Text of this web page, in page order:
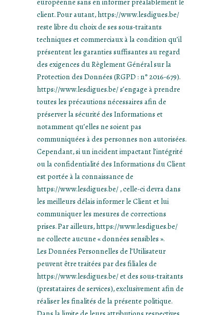
client. Pour autant, https://www.lesdigues.be/
reste libre du choix de ses sous-traitants
techniques et commerciaux à la condition qu’il
présentent les garanties suffisantes au regard
des exigences du Règlement Général sur la
Protection des Données (RGPD : n° 2016-679).
https://www.lesdigues.be/ s’engage à prendre
toutes les précautions nécessaires afin de
préserver la sécurité des Informations et
notamment qu’elles ne soient pas
communiquées à des personnes non autorisées.
Cependant, si un incident impactant l’intégrité
ou la confidentialité des Informations du Client
est portée à la connaissance de
https://www.lesdigues.be/ , celle-ci devra dans
les meilleurs délais informer le Client et lui
communiquer les mesures de corrections
prises. Par ailleurs, https://www.lesdigues.be/
ne collecte aucune « données sensibles ».
Les Données Personnelles de l’Utilisateur
peuvent être traitées par des filiales de
https://www.lesdigues.be/ et des sous-traitants
(prestataires de services), exclusivement afin de
réaliser les finalités de la présente politique.